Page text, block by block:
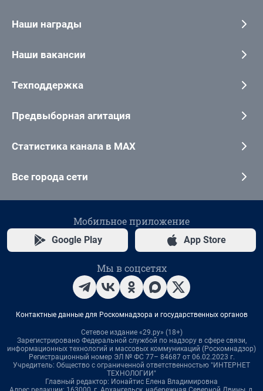
Наши награды
Наши вакансии
Техподдержка
Предвыборная агитация
Статистика канала в MAX
Все города сети
Мобильное приложение
Google Play App Store
Мы в соцсетях
Контактные данные для Роскомнадзора и государственных органов
Сетевое издание «29.ру» (18+)
Зарегистрировано Федеральной службой по надзору в сфере связи,
информационных технологий и массовых коммуникаций (Роскомнадзор)
Регистрационный номер ЭЛ № ФС 77– 84687 от 06.02.2023 г.
Учредитель: Общество с ограниченной ответственностью "ИНТЕРНЕТ
ТЕХНОЛОГИИ"
Главный редактор: Ионайтис Елена Владимировна